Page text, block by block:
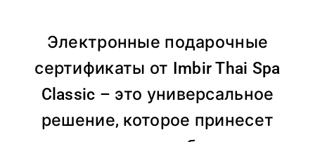
Электронные подарочные
сертификаты от Imbir Thai Spa
Classic – это универсальное
решение, которое принесет